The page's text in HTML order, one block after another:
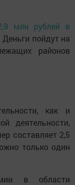
млн рублей в
Деньги пойдут на
районов
как и
деятельности,
составляет 2,5
только один
в области